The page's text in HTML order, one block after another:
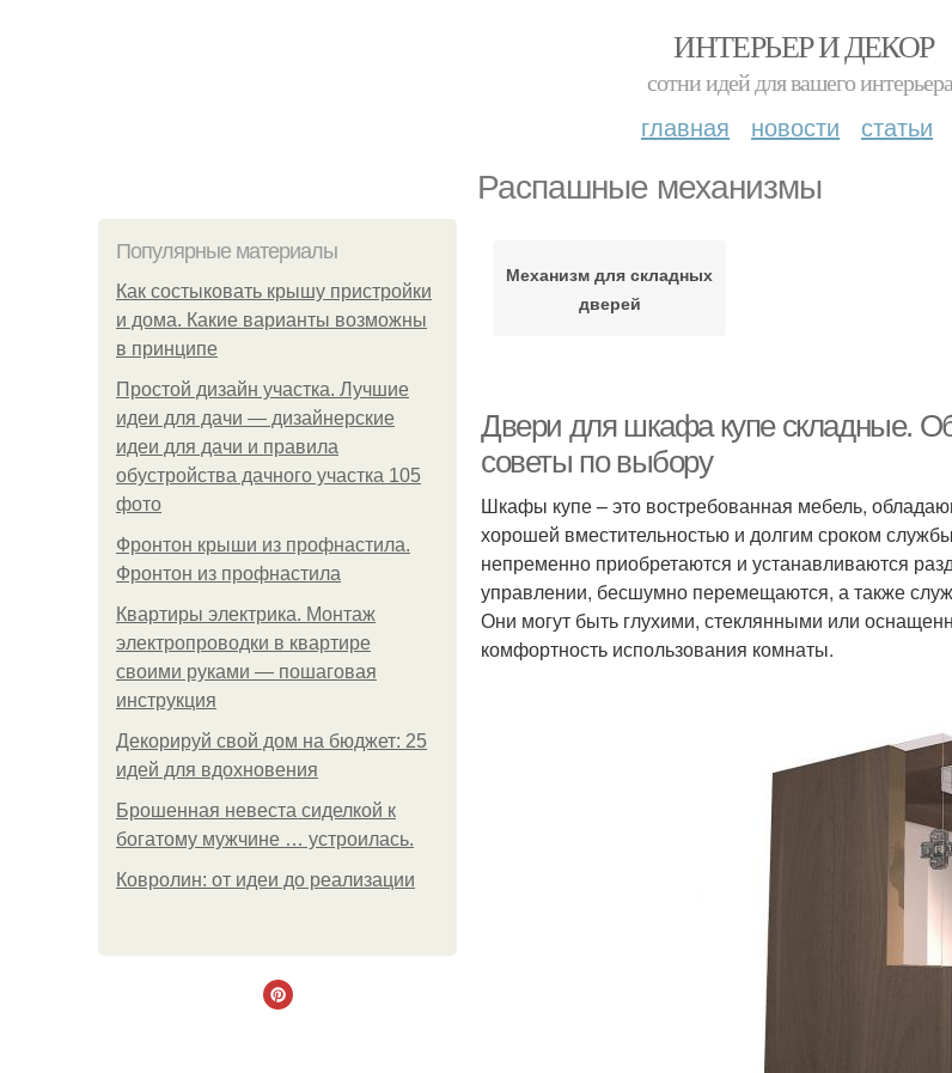
ИНТЕРЬЕР И ДЕКОР
сотни идей для вашего
главная новости статьи
Распашные механизмы
Популярные материалы
Как состыковать крышу пристройки
и дома. Какие варианты возможны
в принципе
Простой дизайн участка. Лучшие
идеи для дачи — дизайнерские
идеи для дачи и правила
обустройства дачного участка 105
фото
Фронтон крыши из профнастила.
Фронтон из профнастила
Квартиры электрика. Монтаж
электропроводки в квартире
своими руками — пошаговая
инструкция
Декорируй свой дом на бюджет: 25
идей для вдохновения
Брошенная невеста сиделкой к
богатому мужчине … устроилась.
Ковролин: от идеи до реализации
Механизм для складных
дверей
Двери для шкафа купе складные.
советы по выбору
Шкафы купе – это востребованная мебель,
хорошей вместительностью и долгим сроком
непременно приобретаются и устанавливаются
управлении, бесшумно перемещаются, а также
Они могут быть глухими, стеклянными или
комфортность использования комнаты.